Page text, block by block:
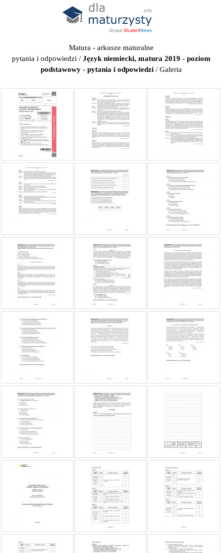
Matura - arkusze maturalne
pytania i odpowiedzi / Język niemiecki, matura 2019 - poziom
podstawowy - pytania i odpowiedzi/ Galeria